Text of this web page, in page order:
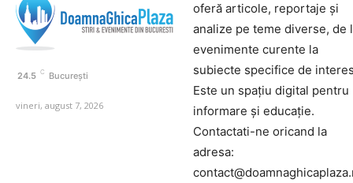
24.5 C București
vineri, august 7, 2026
oferă articole, reportaje și
analize pe teme diverse, de
evenimente curente la
subiecte specifice de
Este un spațiu digital pentru
informare și educație.
Contactati-ne oricand la
adresa: